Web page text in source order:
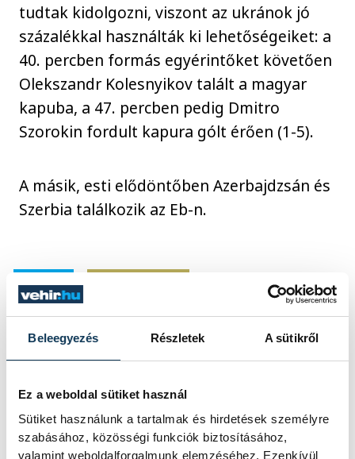
Beleegyezés Részletek A sütikről
Ez a weboldal sütiket használ
Sütiket használunk a tartalmak és hirdetések személyre
szabásához, közösségi funkciók biztosításához,
valamint weboldalforgalmunk elemzéséhez. Ezenkívül
tudtak kidolgozni, viszont az ukránok jó
százalékkal használták ki lehetőségeiket: a
40. percben formás egyérintőket követően
Olekszandr Kolesnyikov talált a magyar
kapuba, a 47. percben pedig Dmitro
Szorokin fordult kapura gólt érően (1-5).
A másik, esti elődöntőben Azerbajdzsán és
Szerbia találkozik az Eb-n.
sport
SZERZŐ
vehir.hu